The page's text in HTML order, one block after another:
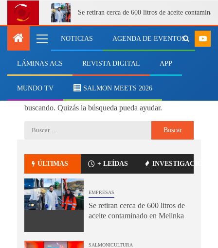
Se retiran cerca de 600 litros de aceite
NOTICIAS AGENDA DE EVENTOS
LÁMINAS ACS REVISTA DIGITAL APP
MUNDO TV SALMON MEETS 2026
No se ha encontrado nada
buscando. Quizás la búsqueda pueda ayudar.
ÚLTIMAS + LEÍDAS INVESTIGACIÓN
EMPRESAS
Se retiran cerca de 600 litros de
aceite contaminado en Melinka
SALMONICULTURA